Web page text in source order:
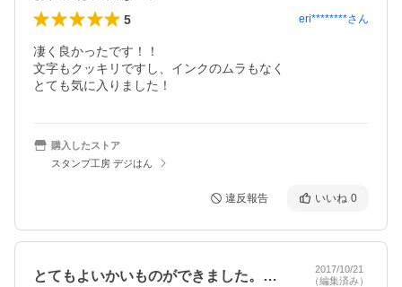
5 eri********さん
凄く良かったです！！
文字もクッキリですし、インクのムラもなく
とても気に入りました！
購入したストア
スタンプ工房 デジはん
違反報告 いいね 0
とてもよいかいものができました。また利…
2017/10/21
（編集済み）